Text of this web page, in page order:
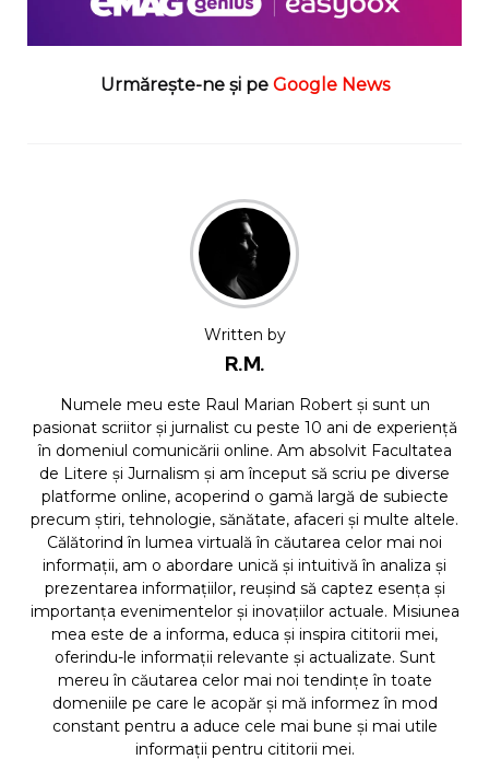
Urmărește-ne și pe Google News
Written by
R.M.
Numele meu este Raul Marian Robert și sunt un
pasionat scriitor și jurnalist cu peste 10 ani de experiență
în domeniul comunicării online. Am absolvit Facultatea
de Litere și Jurnalism și am început să scriu pe diverse
platforme online, acoperind o gamă largă de subiecte
precum știri, tehnologie, sănătate, afaceri și multe altele.
Călătorind în lumea virtuală în căutarea celor mai noi
informații, am o abordare unică și intuitivă în analiza și
prezentarea informațiilor, reușind să captez esența și
importanța evenimentelor și inovațiilor actuale. Misiunea
mea este de a informa, educa și inspira cititorii mei,
oferindu-le informații relevante și actualizate. Sunt
mereu în căutarea celor mai noi tendințe în toate
domeniile pe care le acopăr și mă informez în mod
constant pentru a aduce cele mai bune și mai utile
informații pentru cititorii mei.